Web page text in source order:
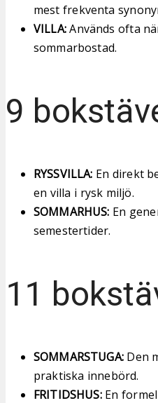
mest frekventa
VILLA:Används ofta
sommarbostad.
9
RYSSVILLA: En direkt
en villa i rysk miljö.
SOMMARHUS: En
semestertider.
11
SOMMARSTUGA:Den
praktiska innebörd.
FRITIDSHUS:En